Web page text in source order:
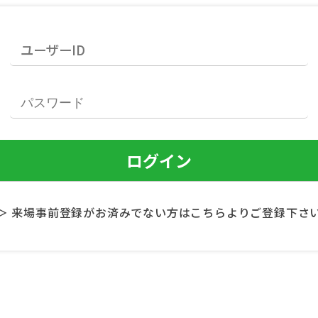
来場事前登録がお済みでない方はこちらよりご登録下さ